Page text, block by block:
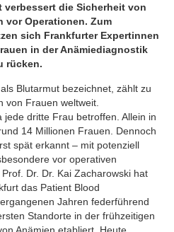
verbessert die Sicherheit von
vor Operationen. Zum
sich Frankfurter Expertinnen
in der Anämiediagnostik
rücken.
Blutarmut bezeichnet, zählt zu
von Frauen weltweit.
dritte Frau betroffen. Allein in
14 Millionen Frauen. Dennoch
spät erkannt – mit potenziell
vor operativen
Dr. Dr. Kai Zacharowski hat
das Patient Blood
Jahren federführend
Standorte in der frühzeitigen
Anämien etabliert. Heute